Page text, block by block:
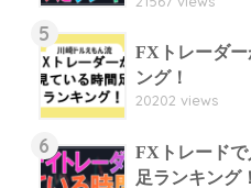
5
FXトレーダ
ング！
20202 views
6
FXトレード
足ランキング